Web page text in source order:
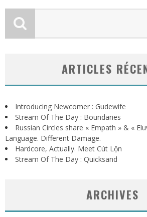
ARTICLES
Introducing Newcomer : Gudewife
Stream Of The Day : Boundaries
Russian Circles share « Empath » & «
Language. Different Damage.
Hardcore, Actually. Meet Cút Lộn
Stream Of The Day : Quicksand
ARCHIVES